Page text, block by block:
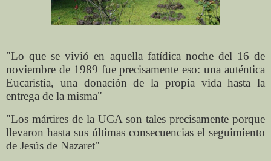
"Lo que se vivió en aquella fatídica noche del 16 de
noviembre de 1989 fue precisamente eso: una auténtica
Eucaristía, una donación de la propia vida hasta la
entrega de la misma"
"Los mártires de la UCA son tales precisamente porque
llevaron hasta sus últimas consecuencias el seguimiento
de Jesús de Nazaret"